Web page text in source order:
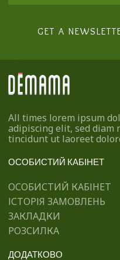
GET A
All times lorem ipsum
adipiscing elit, sed diam
tincidunt ut laoreet
ОСОБИСТИЙ КАБІНЕТ
ОСОБИСТИЙ КАБІНЕТ
ІСТОРІЯ ЗАМОВЛЕНЬ
ЗАКЛАДКИ
РОЗСИЛКА
ДОДАТКОВО